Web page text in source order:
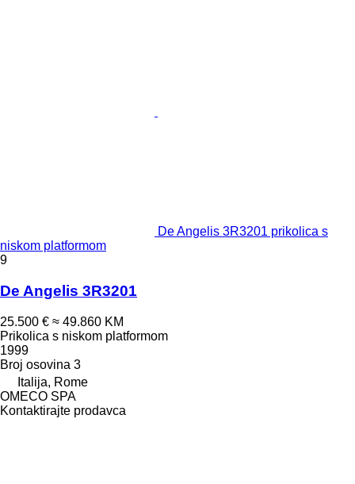
De Angelis 3R3201 prikolica s
niskom platformom
9
De Angelis 3R3201
25.500 € ≈ 49.860 KM
Prikolica s niskom platformom
1999
Broj osovina 3
Italija, Rome
OMECO SPA
Kontaktirajte prodavca